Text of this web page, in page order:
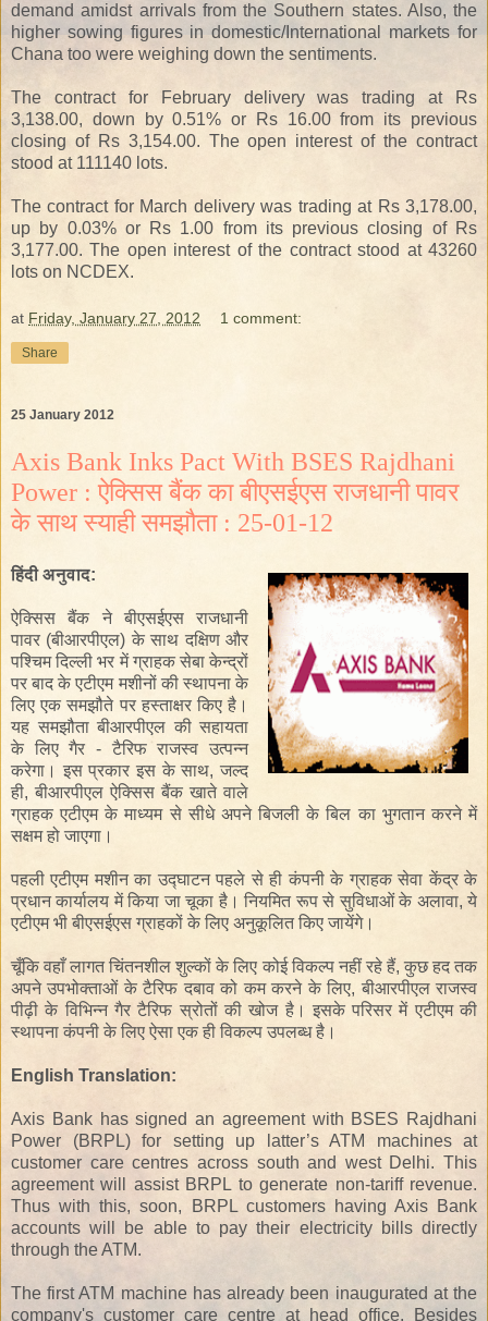
demand amidst arrivals from the Southern states. Also, the
higher sowing figures in domestic/International markets for
Chana too were weighing down the sentiments.
The contract for February delivery was trading at Rs
3,138.00, down by 0.51% or Rs 16.00 from its previous
closing of Rs 3,154.00. The open interest of the contract
stood at 111140 lots.
The contract for March delivery was trading at Rs 3,178.00,
up by 0.03% or Rs 1.00 from its previous closing of Rs
3,177.00. The open interest of the contract stood at 43260
lots on NCDEX.
at Friday, January 27, 2012 1 comment:
Share
25 January 2012
Axis Bank Inks Pact With BSES Rajdhani
Power : ऐक्सिस बैंक का बीएसईएस राजधानी पावर
के साथ स्याही समझौता : 25-01-12
हिंदी अनुवाद:
ऐक्सिस बैंक नेबीएसईएस
राजधानी
पावर (बीआरपीएल) के साथदक्षिण और
पश्चिम दिल्ली भर में ग्राहक सेबाकेन्द्रों
पर बादकेएटीएम मशीनों की स्थापना के
लिए एक समझौते पर हस्ताक्षर किए है ।
यह समझौता बीआरपीएल की सहायता
के लिए गैर - टैरिफ राजस्व उत्पन्न
करेगा।इस प्रकारइस के साथ, जल्द
ही, बीआरपीएल ऐक्सिस बैंक खाते वाले
ग्राहकएटीएम के माध्यम से सीधे अपने बिजली के बिल का भुगतान करने में
सक्षम हो जाएगा ।
पहली एटीएम मशीन का उद्घाटन पहले से ही कंपनी के ग्राहक सेवा केंद्र के
प्रधान कार्यालय में किया जा चूका है।नियमित रूप से सुविधाओं के अलावा, ये
एटीएम भी बीएसईएस ग्राहकों के लिए अनुकूलित किए जायेंगे।
चूँकि वहाँ लागत चिंतनशील शुल्कों के लिए कोई विकल्प नहीं रहे हैं, कुछ हद तक
अपने उपभोक्ताओं केटैरिफ दबाव को कम करने के लिए,बीआरपीएल राजस्व
पीढ़ी के विभिन्न गैर टैरिफ स्रोतों की खोज है। इसकेपरिसर में एटीएमकी
स्थापना कंपनी के लिए ऐसा एक ही विकल्प उपलब्ध है।
English Translation:
Axis Bank has signed an agreement with BSES Rajdhani
Power (BRPL) for setting up latter’s ATM machines at
customer care centres across south and west Delhi. This
agreement will assist BRPL to generate non-tariff revenue.
Thus with this, soon, BRPL customers having Axis Bank
accounts will be able to pay their electricity bills directly
through the ATM.
The first ATM machine has already been inaugurated at the
company's customer care centre at head office. Besides